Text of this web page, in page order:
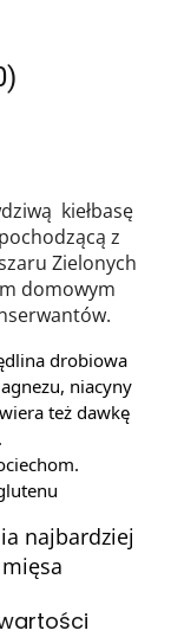
kiełbasę
z
Zielonych
domowym
drobiowa
niacyny
też dawkę
najbardziej